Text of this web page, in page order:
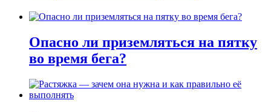
Опасно ли приземляться на пятку
во время бега?